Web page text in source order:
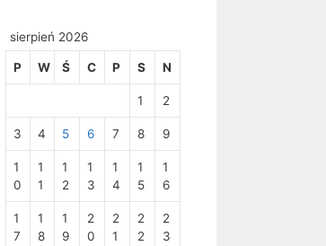
sierpień 2026
P W Ś C P S N
1 2
3 4 5 6 7 8 9
1
0
1
1
1
2
1
3
1
4
1
5
1
6
1
7
1
8
1
9
2
0
2
1
2
2
2
3